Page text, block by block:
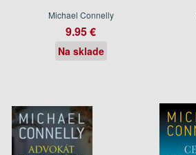
Michael Connelly
9.95 €
Na sklade